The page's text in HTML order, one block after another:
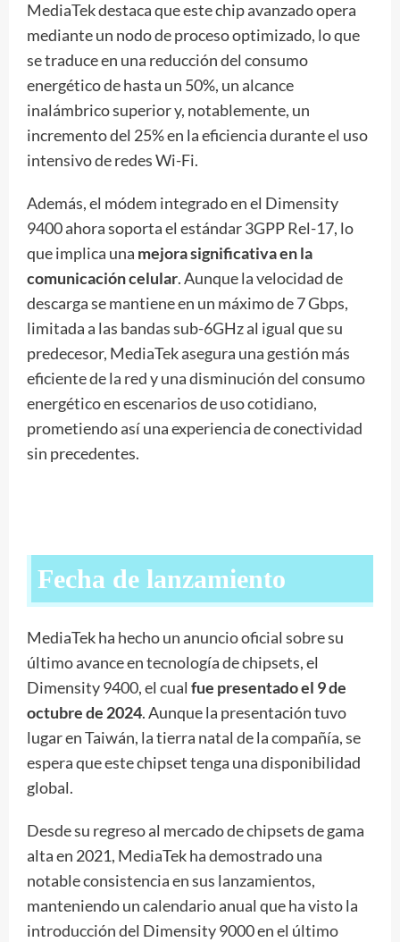
MediaTek destaca que este chip avanzado opera
mediante un nodo de proceso optimizado, lo que
se traduce en una reducción del consumo
energético de hasta un 50%, un alcance
inalámbrico superior y, notablemente, un
incremento del 25% en la eficiencia durante el uso
intensivo de redes Wi-Fi.
Además, el módem integrado en el Dimensity
9400 ahora soporta el estándar 3GPP Rel-17, lo
que implica una mejora significativa en la
comunicación celular. Aunque la velocidad de
descarga se mantiene en un máximo de 7 Gbps,
limitada a las bandas sub-6GHz al igual que su
predecesor, MediaTek asegura una gestión más
eficiente de la red y una disminución del consumo
energético en escenarios de uso cotidiano,
prometiendo así una experiencia de conectividad
sin precedentes.
Fecha de lanzamiento
MediaTek ha hecho un anuncio oficial sobre su
último avance en tecnología de chipsets, el
Dimensity 9400, el cual fue presentado el 9 de
octubre de 2024. Aunque la presentación tuvo
lugar en Taiwán, la tierra natal de la compañía, se
espera que este chipset tenga una disponibilidad
global.
Desde su regreso al mercado de chipsets de gama
alta en 2021, MediaTek ha demostrado una
notable consistencia en sus lanzamientos,
manteniendo un calendario anual que ha visto la
introducción del Dimensity 9000 en el último